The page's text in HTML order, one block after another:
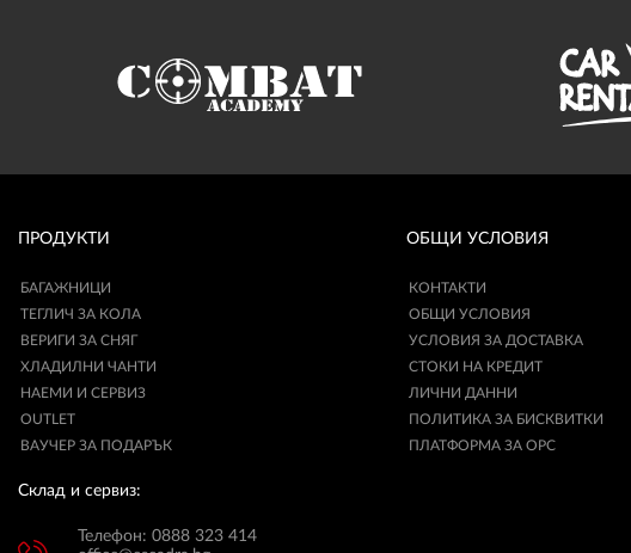
ПРОДУКТИ
БАГАЖНИЦИ
ТЕГЛИЧ ЗА КОЛА
ВЕРИГИ ЗА СНЯГ
ХЛАДИЛНИ ЧАНТИ
НАЕМИ И СЕРВИЗ
OUTLET
ВАУЧЕР ЗА ПОДАРЪК
ОБЩИ УСЛОВИЯ
КОНТАКТИ
ОБЩИ УСЛОВИЯ
УСЛОВИЯ ЗА ДОСТАВКА
СТОКИ НА КРЕДИТ
ЛИЧНИ ДАННИ
ПОЛИТИКА ЗА БИСКВИТКИ
ПЛАТФОРМА ЗА ОРС
Склад и сервиз:
Телефон: 0888 323 414